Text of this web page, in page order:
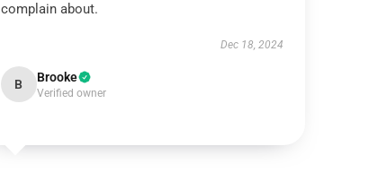
complain about.
Dec 18, 2024
B Brooke
Verified owner